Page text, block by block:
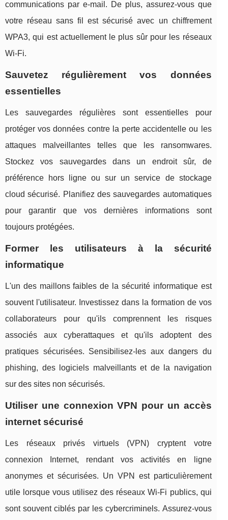
communications par e-mail. De plus, assurez-vous que
votre réseau sans fil est sécurisé avec un chiffrement
WPA3, qui est actuellement le plus sûr pour les réseaux
Wi-Fi.
Sauvetez régulièrement vos données
essentielles
Les sauvegardes régulières sont essentielles pour
protéger vos données contre la perte accidentelle ou les
attaques malveillantes telles que les ransomwares.
Stockez vos sauvegardes dans un endroit sûr, de
préférence hors ligne ou sur un service de stockage
cloud sécurisé. Planifiez des sauvegardes automatiques
pour garantir que vos dernières informations sont
toujours protégées.
Former les utilisateurs à la sécurité
informatique
L'un des maillons faibles de la sécurité informatique est
souvent l'utilisateur. Investissez dans la formation de vos
collaborateurs pour qu'ils comprennent les risques
associés aux cyberattaques et qu'ils adoptent des
pratiques sécurisées. Sensibilisez-les aux dangers du
phishing, des logiciels malveillants et de la navigation
sur des sites non sécurisés.
Utiliser une connexion VPN pour un accès
internet sécurisé
Les réseaux privés virtuels (VPN) cryptent votre
connexion Internet, rendant vos activités en ligne
anonymes et sécurisées. Un VPN est particulièrement
utile lorsque vous utilisez des réseaux Wi-Fi publics, qui
sont souvent ciblés par les cybercriminels. Assurez-vous